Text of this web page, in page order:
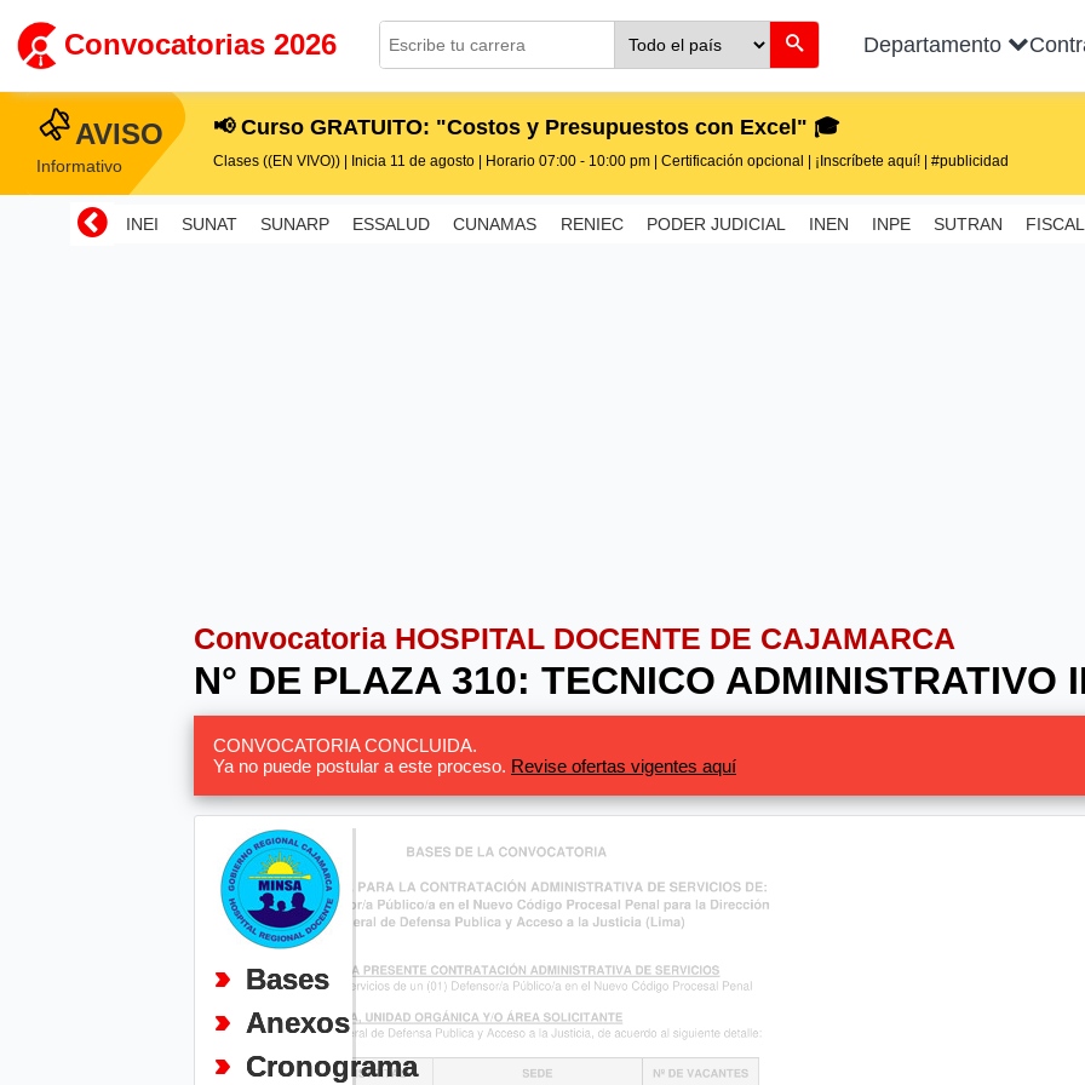
Convocatorias 2026 Departamento
AVISO
Informativo
📢 Curso GRATUITO: "Costos y Presupuestos con Excel" 🎓
Clases ((EN VIVO)) | Inicia 11 de agosto | Horario 07:00 - 10:00 pm | Certificación opcional | ¡Inscríbete aquí! | #publicidad
INEI SUNAT SUNARP ESSALUD CUNAMAS RENIEC PODER JUDICIAL INEN INPE SUTRAN
Convocatoria HOSPITAL DOCENTE DE CAJAMARCA
N° DE PLAZA 310: TECNICO ADMINISTRATIVO
CONVOCATORIA CONCLUIDA.
Ya no puede postular a este proceso. Revise ofertas vigentes aquí
Bases
Anexos
Cronograma